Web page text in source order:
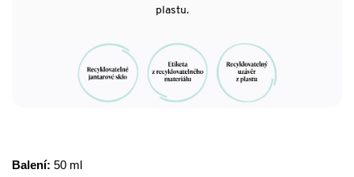
plastu.
Balení: 50 ml